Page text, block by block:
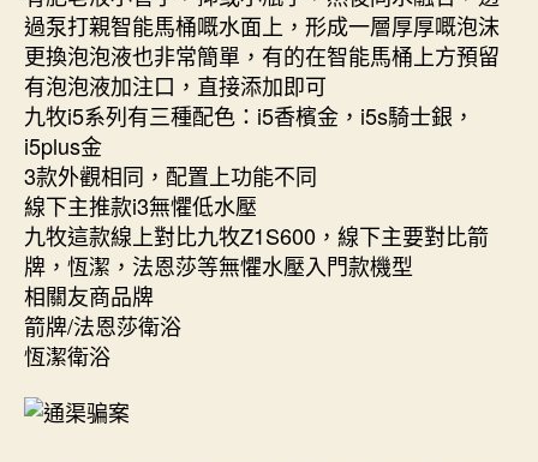
過泵打親智能馬桶嘅水面上，形成一層厚厚嘅泡沫
更換泡泡液也非常簡單，有的在智能馬桶上方預留
有泡泡液加注口，直接添加即可
九牧i5系列有三種配色：i5香檳金，i5s騎士銀，
i5plus金
3款外觀相同，配置上功能不同
線下主推款i3無懼低水壓
九牧這款線上對比九牧Z1S600，線下主要對比箭
牌，恆潔，法恩莎等無懼水壓入門款機型
相關友商品牌
箭牌/法恩莎衛浴
恆潔衛浴